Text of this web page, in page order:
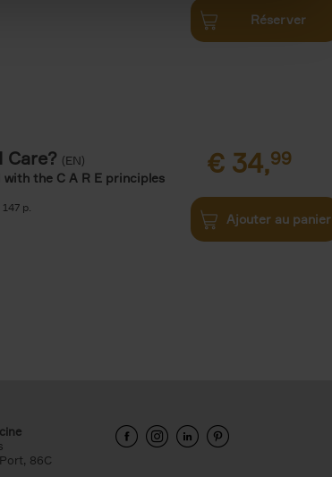
Réserver
Care? (EN)
the C A R E principles
147
€ 34,99
Ajouter au panier
86C